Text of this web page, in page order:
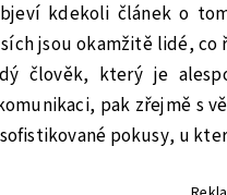
kdekoli článek o
jsou okamžitě lidé,
člověk, který je
pak zřejmě s
pokusy, u